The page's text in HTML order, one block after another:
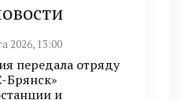
2026, 13:00
передала отряду
Брянск»
и